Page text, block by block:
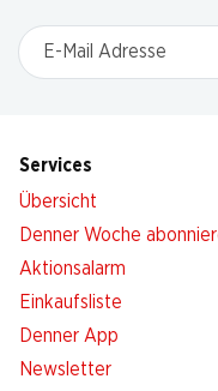
E-Mail Adresse
Services
Übersicht
Denner Woche
Aktionsalarm
Einkaufsliste
Denner App
Newsletter